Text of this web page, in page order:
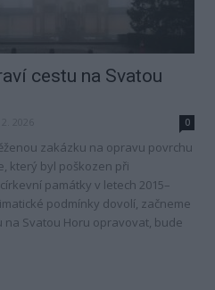
cestu na Svatou
0
zakázku na opravu povrchu
který byl poškozen při
památky v letech 2015–
podmínky dovolí, začneme
na Svatou Horu opravovat, bude